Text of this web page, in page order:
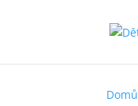
Domů